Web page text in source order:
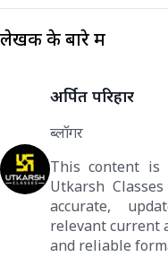
लेखक के बारे में
अर्पित परिहार
ब्लॉगर
This content is
Utkarsh
accurate,
relevant current
and reliable